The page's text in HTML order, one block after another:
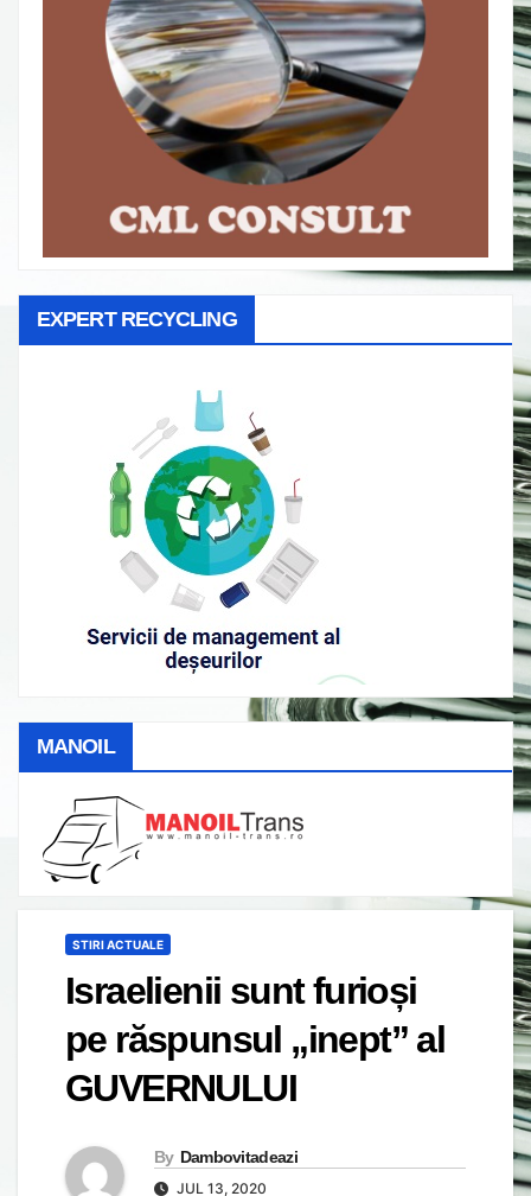
EXPERT RECYCLING
MANOIL
STIRI ACTUALE
Israelienii sunt furioși
pe răspunsul „inept” al
GUVERNULUI
By Dambovitadeazi
JUL 13, 2020